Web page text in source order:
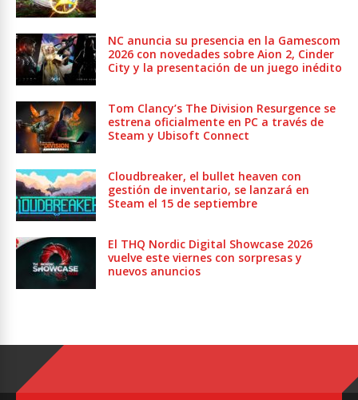
NC anuncia su presencia en la Gamescom
2026 con novedades sobre Aion 2, Cinder
City y la presentación de un juego inédito
Tom Clancy’s The Division Resurgence se
estrena oficialmente en PC a través de
Steam y Ubisoft Connect
Cloudbreaker, el bullet heaven con
gestión de inventario, se lanzará en
Steam el 15 de septiembre
El THQ Nordic Digital Showcase 2026
vuelve este viernes con sorpresas y
nuevos anuncios